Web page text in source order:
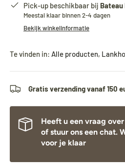
Pick-up beschikbaar bij
Meestal klaar binnen 2-4 dagen
Bekijk winkelinformatie
Te vinden in: Alle producten,
Gratis verzending vanaf 150
Heeft u een vraag
of stuur ons een chat.
voor je klaar